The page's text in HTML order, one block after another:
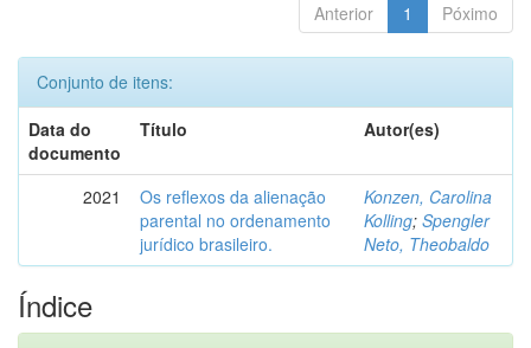
Anterior 1 Póximo
Conjunto de itens:
Data do
documento
Título Autor(es)
2021
Os reflexos da alienação
parental no ordenamento
jurídico brasileiro.
Konzen, Carolina
Kolling; Spengler
Neto, Theobaldo
Índice